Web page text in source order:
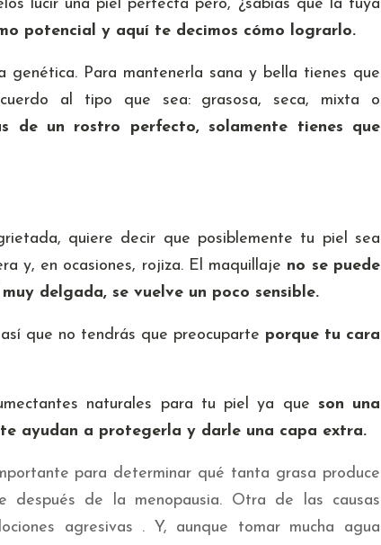
lucir una piel perfecta pero, ¿sabías que la tuya
potencial y aquí te decimos cómo lograrlo.
Para mantenerla sana y bella tienes que
al tipo que sea: grasosa, seca, mixta o
de un rostro perfecto, solamente tienes que
quiere decir que posiblemente tu piel sea
y, en ocasiones, rojiza. El maquillaje no se puede
delgada, se vuelve un poco sensible.
que no tendrás que preocuparte porque tu cara
naturales para tu piel ya que son una
ayudan a protegerla y darle una capa extra.
para determinar qué tanta grasa produce
después de la menopausia. Otra de las causas
agresivas . Y, aunque tomar mucha agua